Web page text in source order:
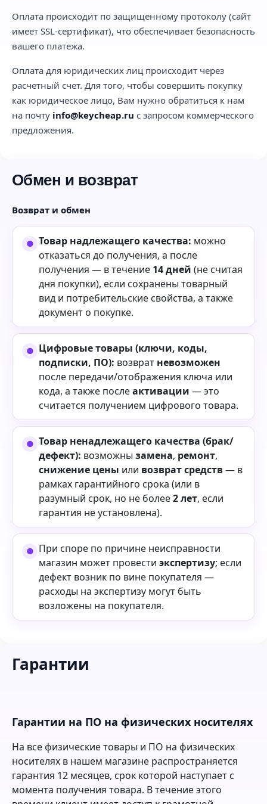
Оплата происходит по защищенному протоколу (сайт
имеет SSL-сертификат), что обеспечивает безопасность
вашего платежа.
Оплата для юридических лиц происходит через
расчетный счет. Для того, чтобы совершить покупку
как юридическое лицо, Вам нужно обратиться к нам
на почту info@keycheap.ru с запросом коммерческого
предложения.
Обмен и возврат
Возврат и обмен
Товар надлежащего качества: можно
отказаться до получения, а после
получения — в течение 14 дней (не считая
дня покупки), если сохранены товарный
вид и потребительские свойства, а также
документ о покупке.
Цифровые товары (ключи, коды,
подписки, ПО): возврат невозможен
после передачи/отображения ключа или
кода, а также послеактивации — это
считается получением цифрового товара.
Товар ненадлежащего качества (брак/
дефект): возможны замена, ремонт,
снижение цены или возврат средств— в
рамках гарантийного срока (или в
разумный срок, но не более2 лет, если
гарантия не установлена).
При споре по причине неисправности
магазин может провести экспертизу; если
дефект возник по вине покупателя —
расходы на экспертизу могут быть
возложены на покупателя.
Гарантии
Гарантии на ПО на физических носителях
На все физические товары и ПО на физических
носителях в нашем магазине распространяется
гарантия 12 месяцев, срок которой наступает с
момента получения товара. В течение этого